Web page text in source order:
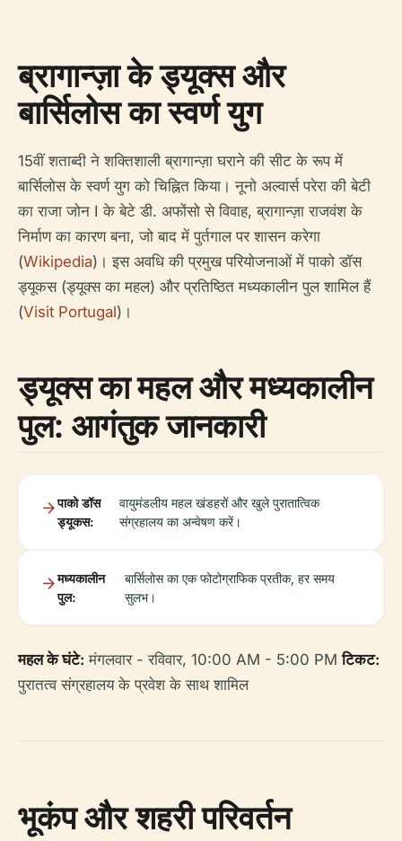
ब्रागान्ज़ा के ड्यूक्स और
बार्सिलोस का स्वर्ण युग
15वीं शताब्दी ने शक्तिशाली ब्रागान्ज़ा घराने की सीट के रूप में
बार्सिलोस के स्वर्ण युग को चिह्नित किया। नूनो अल्वार्स परेरा की बेटी
का राजा जोन I के बेटे डी. अफोंसो से विवाह, ब्रागान्ज़ा राजवंश के
निर्माण का कारण बना, जो बाद में पुर्तगाल पर शासन करेगा
(Wikipedia)। इस अवधि की प्रमुख परियोजनाओं में पाको डॉस
ड्यूकस (ड्यूक्स का महल) और प्रतिष्ठित मध्यकालीन पुल शामिल हैं
(Visit Portugal)।
ड्यूक्स का महल और मध्यकालीन
पुल: आगंतुक जानकारी
पाको डॉस
ड्यूकस:
वायुमंडलीय महल खंडहरों और खुले पुरातात्विक
संग्रहालय का अन्वेषण करें।
मध्यकालीन
पुल:
बार्सिलोस का एक फोटोग्राफिक प्रतीक, हर समय
सुलभ।
महल के घंटे: मंगलवार - रविवार, 10:00 AM - 5:00 PMटिकट:
पुरातत्व संग्रहालय के प्रवेश के साथ शामिल
भूकंप और शहरी परिवर्तन